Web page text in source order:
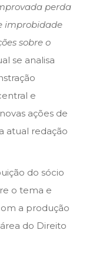
perda
improbidade
sobre o
se analisa
e
ações de
atual redação
do sócio
o tema e
a produção
do Direito